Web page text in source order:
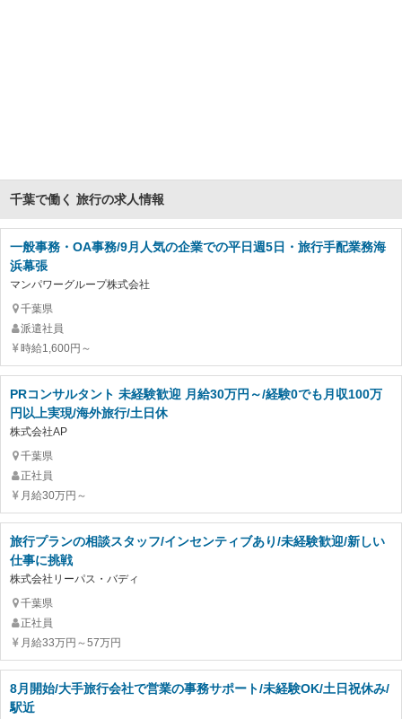
千葉で働く 旅行の求人情報
一般事務・OA事務/9月人気の企業での平日週5日・旅行手配業務海
浜幕張
マンパワーグループ株式会社
千葉県
派遣社員
時給1,600円～
PRコンサルタント 未経験歓迎 月給30万円～/経験0でも月収100万
円以上実現/海外旅行/土日休
株式会社AP
千葉県
正社員
月給30万円～
旅行プランの相談スタッフ/インセンティブあり/未経験歓迎/新しい
仕事に挑戦
株式会社リーパス・バディ
千葉県
正社員
月給33万円～57万円
8月開始/大手旅行会社で営業の事務サポート/未経験OK/土日祝休み/
駅近